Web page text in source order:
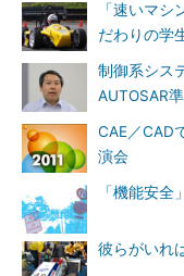
「速いマ
だわりの学
制御系シス
AUTOSAR
CAE／CAD
演会
「機能安全
彼らがいれ